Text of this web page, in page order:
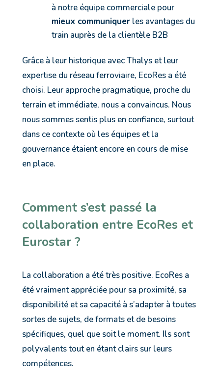
à notre équipe commerciale pour
mieux communiquerles avantages du
train auprès de la clientèle B2B
Grâce à leur historique avec Thalys et leur
expertise du réseau ferroviaire, EcoRes a été
choisi. Leur approche pragmatique, proche du
terrain et immédiate, nous a convaincus. Nous
nous sommes sentis plus en confiance, surtout
dans ce contexte où les équipes et la
gouvernance étaient encore en cours de mise
en place.
Comment s’est passé la
collaboration entre EcoRes et
Eurostar ?
La collaboration a été très positive. EcoRes a
été vraiment appréciée pour sa proximité, sa
disponibilité et sa capacité à s’adapter à toutes
sortes de sujets, de formats et de besoins
spécifiques, quel que soit le moment. Ils sont
polyvalents tout en étant clairs sur leurs
compétences.